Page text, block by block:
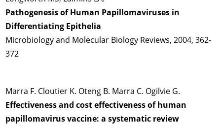
Pathogenesis of Human Papillomaviruses in
Differentiating Epithelia
Microbiology and Molecular Biology Reviews, 2004, 362-
372
Marra F. Cloutier K. Oteng B. Marra C. Ogilvie G.
Effectiveness and cost effectiveness of human
papillomavirus vaccine: a systematic review